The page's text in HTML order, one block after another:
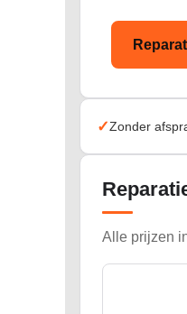
✓Zonder
Alle prijzen